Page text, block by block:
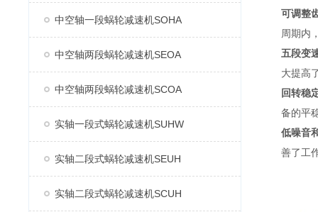
中空轴一段蜗轮减速机SOHA
中空轴两段蜗轮减速机SEOA
中空轴两段蜗轮减速机SCOA
实轴一段式蜗轮减速机SUHW
实轴二段式蜗轮减速机SEUH
实轴二段式蜗轮减速机SCUH
可调整
周期内
五段变
大提高
回转稳
备的平
低噪音
善了工